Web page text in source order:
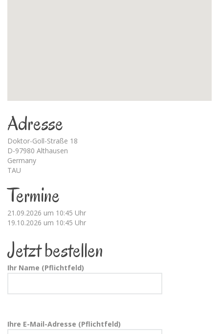
Adresse
Doktor-Goll-Straße 18
D-97980 Althausen
Germany
TAU
Termine
21.09.2026 um 10:45 Uhr
19.10.2026 um 10:45 Uhr
Jetzt bestellen
Ihr Name (Pflichtfeld)
Ihre E-Mail-Adresse (Pflichtfeld)